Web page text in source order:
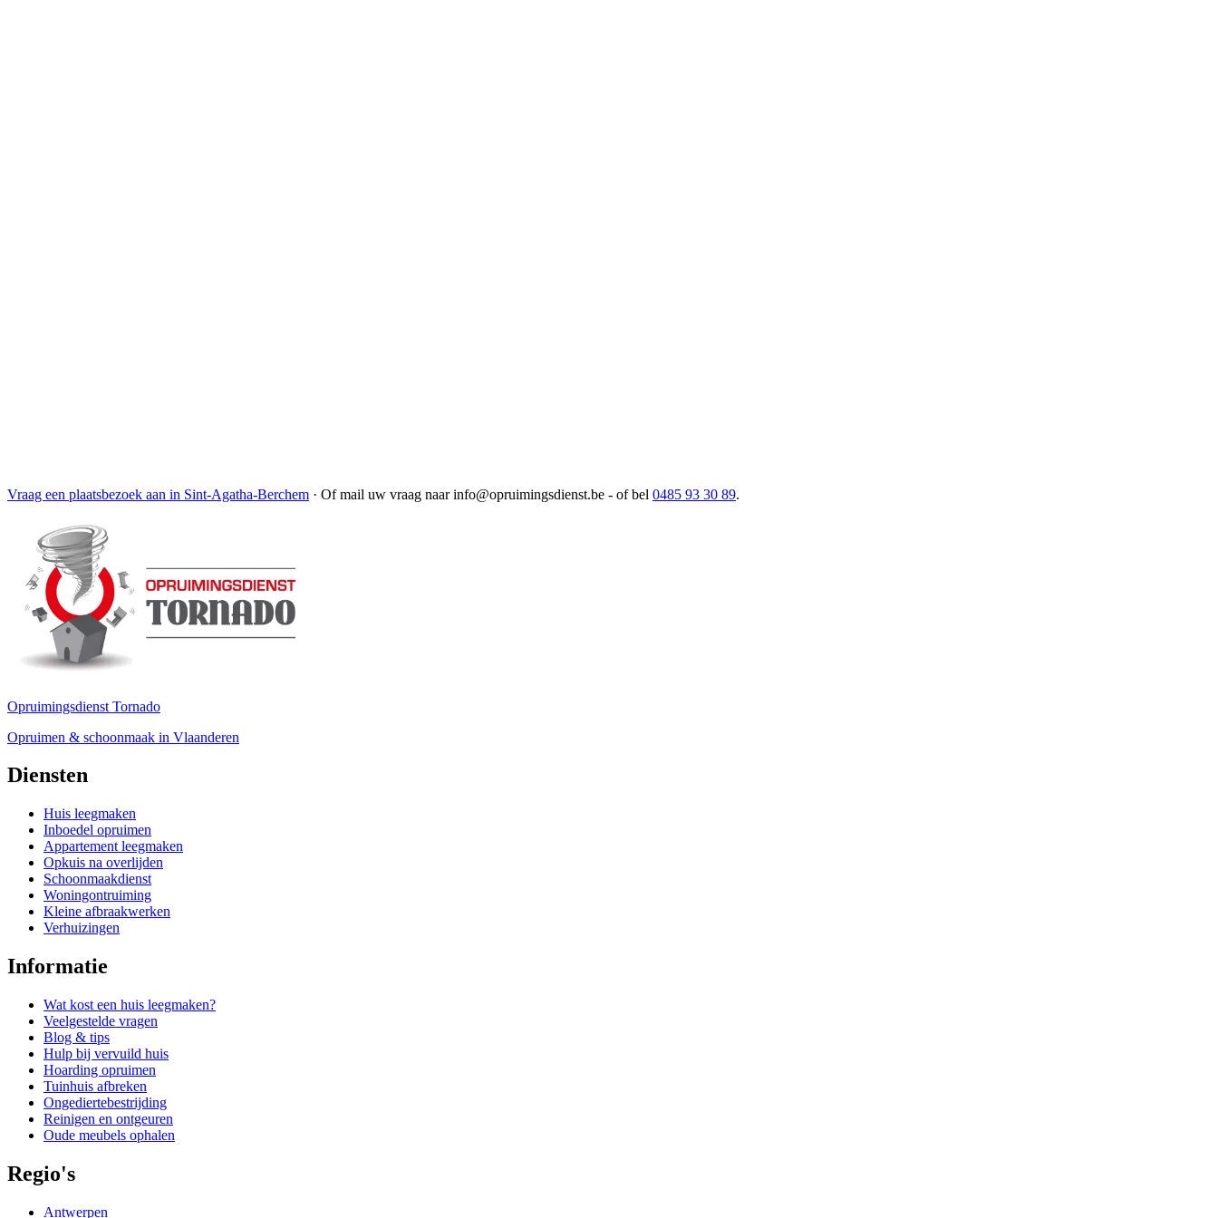
Vraag een plaatsbezoek aan in Sint-Agatha-Berchem · Of mail uw vraag naar info@opruimingsdienst.be - of bel 0485 93 30 89.
Opruimingsdienst Tornado
Opruimen & schoonmaak in Vlaanderen
Diensten
Huis leegmaken
Inboedel opruimen
Appartement leegmaken
Opkuis na overlijden
Schoonmaakdienst
Woningontruiming
Kleine afbraakwerken
Verhuizingen
Informatie
Wat kost een huis leegmaken?
Veelgestelde vragen
Blog & tips
Hulp bij vervuild huis
Hoarding opruimen
Tuinhuis afbreken
Ongediertebestrijding
Reinigen en ontgeuren
Oude meubels ophalen
Regio's
Antwerpen